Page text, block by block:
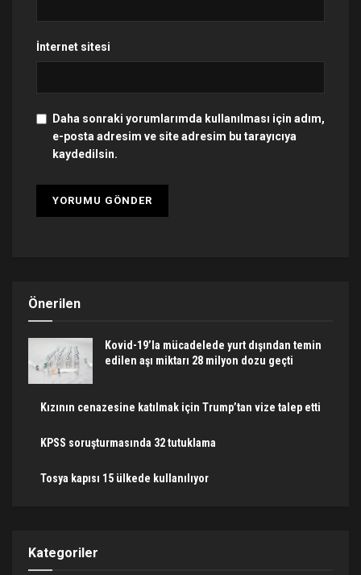
İnternet sitesi
Daha sonraki yorumlarımda kullanılması için adım,
e-posta adresim ve site adresim bu tarayıcıya
kaydedilsin.
Önerilen
Kovid-19’la mücadelede yurt dışından temin
edilen aşı miktarı 28 milyon dozu geçti
Kızının cenazesine katılmak için Trump’tan vize talep etti
KPSS soruşturmasında 32 tutuklama
Tosya kapısı 15 ülkede kullanılıyor
Kategoriler